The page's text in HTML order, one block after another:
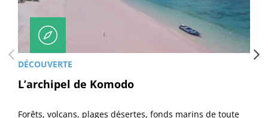
DÉCOUVERTE
L’archipel de Komodo
Forêts, volcans, plages désertes, fonds marins de toute